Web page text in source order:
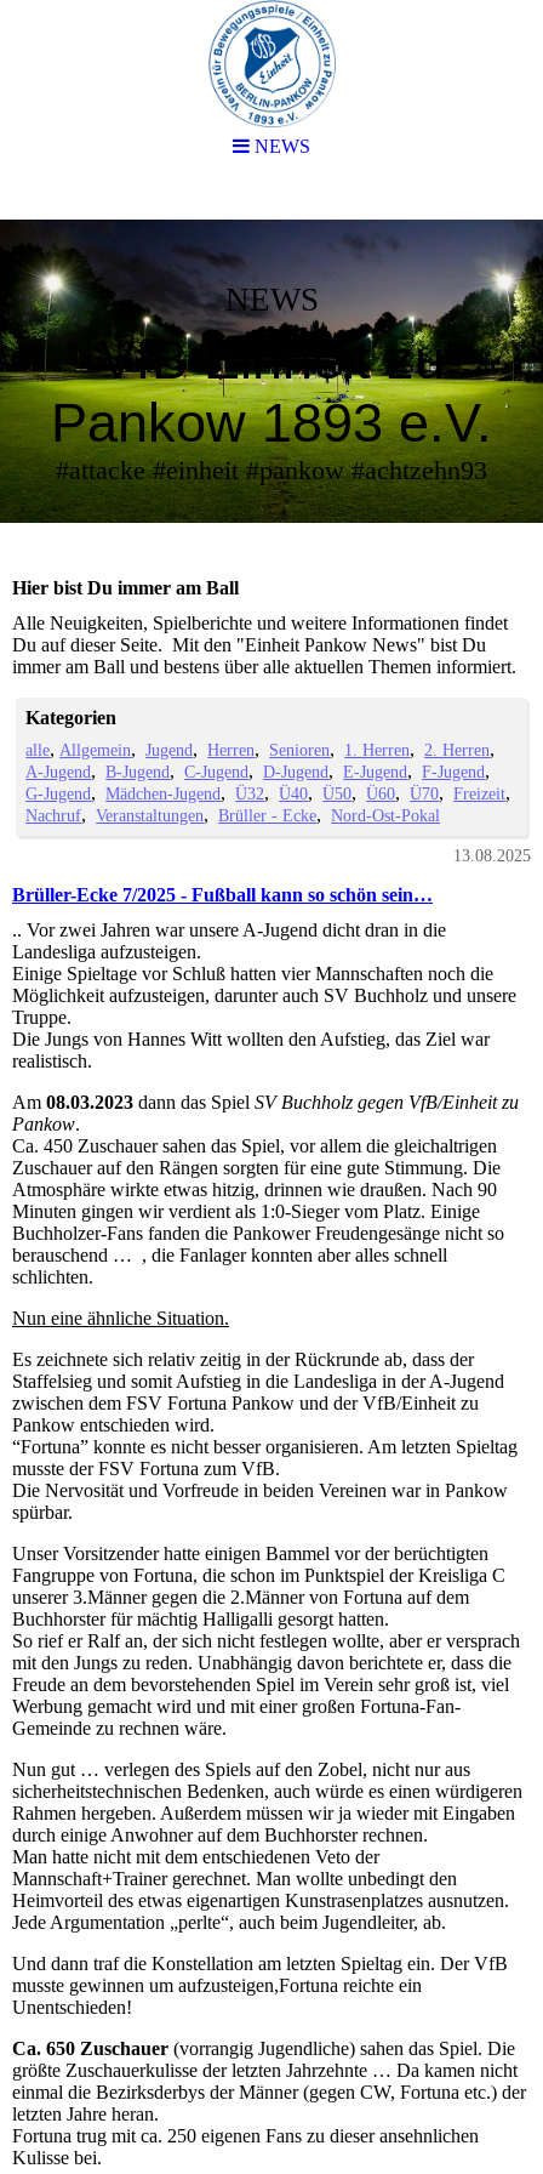
NEWS
VfB Einheit zu
Pankow 1893 e.V.
#attacke #einheit #pankow #achtzehn93
Hier bist Du immer am Ball
Alle Neuigkeiten, Spielberichte und weitere Informationen findet
Du auf dieser Seite. Mit den "Einheit Pankow News" bist Du
immer am Ball und bestens über alle aktuellen Themen informiert.
Kategorien
alle Allgemein Jugend Herren Senioren 1. Herren
2. Herren
A-Jugend
B-Jugend C-Jugend D-Jugend E-Jugend
F-Jugend
G-Jugend
Mädchen-Jugend Ü32 Ü40 Ü50 Ü60 Ü70
Freizeit
Nachruf
Veranstaltungen Brüller - Ecke Nord-Ost-Pokal
13.08.2025
Brüller-Ecke 7/2025 - Fußball kann so schön sein…
.. Vor zwei Jahren war unsere A-Jugend dicht dran in die
Landesliga aufzusteigen.
Einige Spieltage vor Schluß hatten vier Mannschaften noch die
Möglichkeit aufzusteigen, darunter auch SV Buchholz und unsere
Truppe.
Die Jungs von Hannes Witt wollten den Aufstieg, das Ziel war
realistisch.
Am 08.03.2023 dann das Spiel SV Buchholz gegen VfB/Einheit zu
Pankow.
Ca. 450 Zuschauer sahen das Spiel, vor allem die gleichaltrigen
Zuschauer auf den Rängen sorgten für eine gute Stimmung. Die
Atmosphäre wirkte etwas hitzig, drinnen wie draußen. Nach 90
Minuten gingen wir verdient als 1:0-Sieger vom Platz. Einige
Buchholzer-Fans fanden die Pankower Freudengesänge nicht so
berauschend … , die Fanlager konnten aber alles schnell
schlichten.
Nun eine ähnliche Situation.
Es zeichnete sich relativ zeitig in der Rückrunde ab, dass der
Staffelsieg und somit Aufstieg in die Landesliga in der A-Jugend
zwischen dem FSV Fortuna Pankow und der VfB/Einheit zu
Pankow entschieden wird.
“Fortuna” konnte es nicht besser organisieren. Am letzten Spieltag
musste der FSV Fortuna zum VfB.
Die Nervosität und Vorfreude in beiden Vereinen war in Pankow
spürbar.
Unser Vorsitzender hatte einigen Bammel vor der berüchtigten
Fangruppe von Fortuna, die schon im Punktspiel der Kreisliga C
unserer 3.Männer gegen die 2.Männer von Fortuna auf dem
Buchhorster für mächtig Halligalli gesorgt hatten.
So rief er Ralf an, der sich nicht festlegen wollte, aber er versprach
mit den Jungs zu reden. Unabhängig davon berichtete er, dass die
Freude an dem bevorstehenden Spiel im Verein sehr groß ist, viel
Werbung gemacht wird und mit einer großen Fortuna-Fan-
Gemeinde zu rechnen wäre.
Nun gut … verlegen des Spiels auf den Zobel, nicht nur aus
sicherheitstechnischen Bedenken, auch würde es einen würdigeren
Rahmen hergeben. Außerdem müssen wir ja wieder mit Eingaben
durch einige Anwohner auf dem Buchhorster rechnen.
Man hatte nicht mit dem entschiedenen Veto der
Mannschaft+Trainer gerechnet. Man wollte unbedingt den
Heimvorteil des etwas eigenartigen Kunstrasenplatzes ausnutzen.
Jede Argumentation „perlte“, auch beim Jugendleiter, ab.
Und dann traf die Konstellation am letzten Spieltag ein. Der VfB
musste gewinnen um aufzusteigen,Fortuna reichte ein
Unentschieden!
Ca. 650 Zuschauer (vorrangig Jugendliche) sahen das Spiel. Die
größte Zuschauerkulisse der letzten Jahrzehnte … Da kamen nicht
einmal die Bezirksderbys der Männer (gegen CW, Fortuna etc.) der
letzten Jahre heran.
Fortuna trug mit ca. 250 eigenen Fans zu dieser ansehnlichen
Kulisse bei.
NEWS